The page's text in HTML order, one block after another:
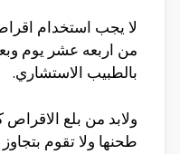
لا يجب استخدام
من اربعه عشر يوم
بالطبيب الاستشاري.
ولابد من بلع
طحنها ولا تقوم